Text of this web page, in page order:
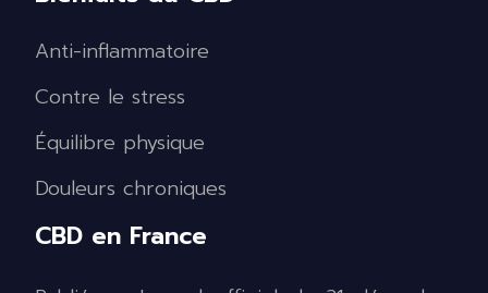
Anti-inflammatoire
Contre le stress
Équilibre physique
Douleurs chroniques
CBD en France